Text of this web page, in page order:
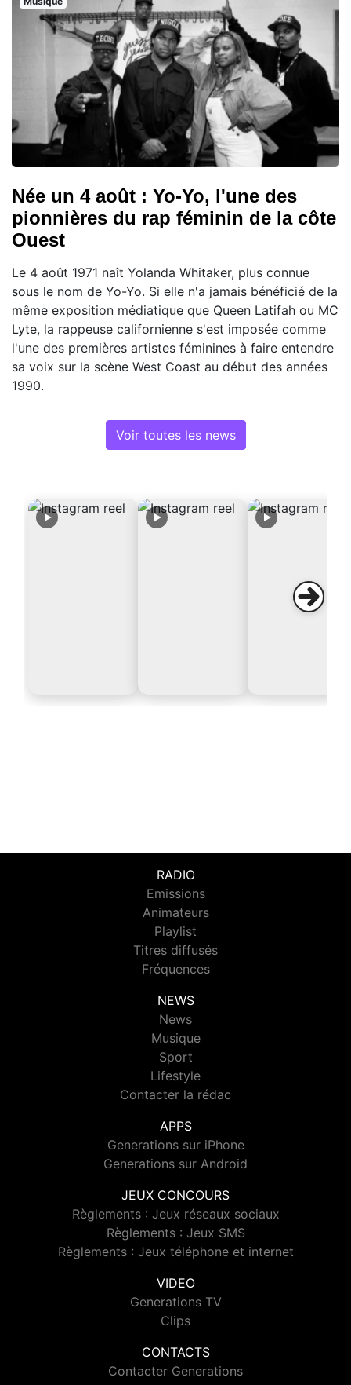
Née un 4 août : Yo-Yo, l'une des
pionnières du rap féminin de la côte
Ouest
Le 4 août 1971 naît Yolanda Whitaker, plus connue
sous le nom de Yo-Yo. Si elle n'a jamais bénéficié de la
même exposition médiatique que Queen Latifah ou MC
Lyte, la rappeuse californienne s'est imposée comme
l'une des premières artistes féminines à faire entendre
sa voix sur la scène West Coast au début des années
1990.
Voir toutes les news
RADIO
Emissions
Animateurs
Playlist
Titres diffusés
Fréquences
NEWS
News
Musique
Sport
Lifestyle
Contacter la rédac
APPS
Generations sur iPhone
Generations sur Android
JEUX CONCOURS
Règlements : Jeux réseaux sociaux
Règlements : Jeux SMS
Règlements : Jeux téléphone et internet
VIDEO
Generations TV
Clips
CONTACTS
Contacter Generations